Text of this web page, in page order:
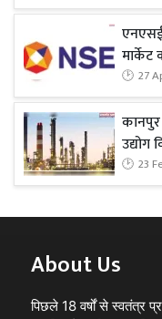
27
उद्योग
23
About Us
पिछले 18 वर्षों से स्वतंत्र